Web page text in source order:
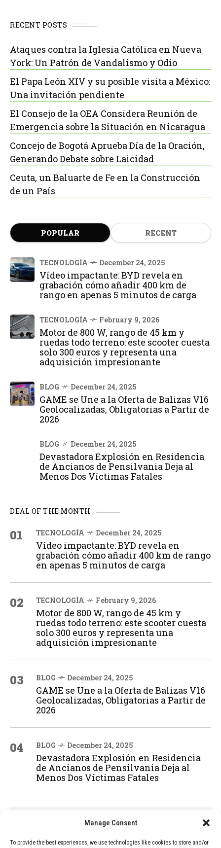
Manage Consent
To provide the best experiences, we use technologies like cookies to store and/or
RECENT POSTS
Ataques contra la Iglesia Católica en Nueva
York: Un Patrón de Vandalismo y Odio
El Papa León XIV y su posible visita a México:
Una invitación pendiente
El Consejo de la OEA Considera Reunión de
Emergencia sobre la Situación en Nicaragua
Concejo de Bogotá Aprueba Día de la Oración,
Generando Debate sobre Laicidad
Ceuta, un Baluarte de Fe en la Construcción
de un País
POPULAR RECENT
TECNOLOGÍA December 24, 2025
Vídeo impactante: BYD revela en
grabación cómo añadir 400 km de
rango en apenas 5 minutos de carga
TECNOLOGÍA February 9, 2026
Motor de 800 W, rango de 45 km y
ruedas todo terreno: este scooter cuesta
solo 300 euros y representa una
adquisición impresionante
BLOG December 24, 2025
GAME se Une a la Oferta de Balizas V16
Geolocalizadas, Obligatorias a Partir de
2026
BLOG December 24, 2025
Devastadora Explosión en Residencia
de Ancianos de Pensilvania Deja al
Menos Dos Víctimas Fatales
DEAL OF THE MONTH
01 TECNOLOGÍA December 24, 2025
Vídeo impactante: BYD revela en
grabación cómo añadir 400 km de rango
en apenas 5 minutos de carga
02 TECNOLOGÍA February 9, 2026
Motor de 800 W, rango de 45 km y
ruedas todo terreno: este scooter cuesta
solo 300 euros y representa una
adquisición impresionante
03 BLOG December 24, 2025
GAME se Une a la Oferta de Balizas V16
Geolocalizadas, Obligatorias a Partir de
2026
04 BLOG December 24, 2025
Devastadora Explosión en Residencia
de Ancianos de Pensilvania Deja al
Menos Dos Víctimas Fatales